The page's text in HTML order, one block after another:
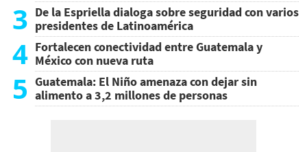
3 De la Espriella dialoga sobre seguridad con varios
presidentes de Latinoamérica
4 Fortalecen conectividad entre Guatemala y
México con nueva ruta
5 Guatemala: El Niño amenaza con dejar sin
alimento a 3,2 millones de personas